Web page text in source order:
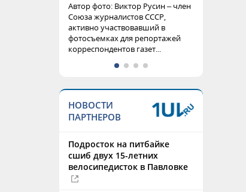
Автор фото: Виктор Русин – член
Союза журналистов СССР,
активно участвовавший в
фотосъемках для репортажей
корреспондентов газет...
НОВОСТИ
ПАРТНЕРОВ
Подросток на питбайке
сшиб двух 15-летних
велосипедисток в Павловке